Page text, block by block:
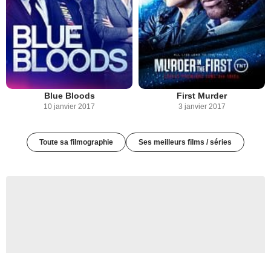
Blue Bloods
10 janvier 2017
First Murder
3 janvier 2017
Toute sa filmographie Ses meilleurs films / séries